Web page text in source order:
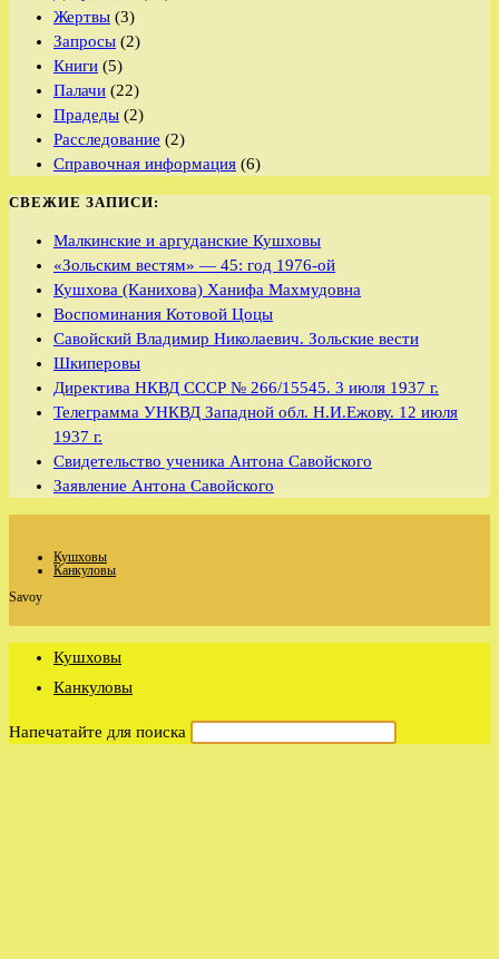
Жертвы (3)
Запросы (2)
Книги (5)
Палачи (22)
Прадеды (2)
Расследование (2)
Справочная информация (6)
СВЕЖИЕ ЗАПИСИ:
Малкинские и аргуданские Кушховы
«Зольским вестям» — 45: год 1976-ой
Кушхова (Канихова) Ханифа Махмудовна
Воспоминания Котовой Цоцы
Савойский Владимир Николаевич. Зольские вести
Шкиперовы
Директива НКВД СССР № 266/15545. 3 июля 1937 г.
Телеграмма УНКВД Западной обл. Н.И.Ежову. 12 июля
1937 г.
Свидетельство ученика Антона Савойского
Заявление Антона Савойского
Кушховы
Канкуловы
Savoy
Кушховы
Канкуловы
Напечатайте для поиска